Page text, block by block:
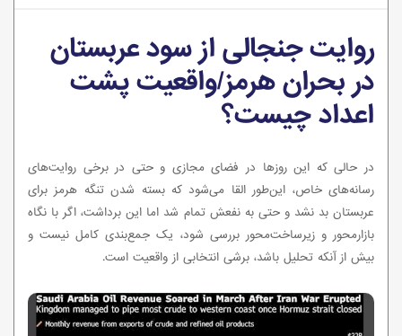
روایت جنجالی از سود عربستان
در بحران هرمز/واقعیت پشت
اعداد چیست؟
در حالی که این روزها در فضای مجازی و حتی در برخی روایت‌های
رسانه‌های خاص، این‌طور القا می‌شود که بسته شدن تنگه هرمز برای
عربستان بد نشد و حتی به نفعش تمام شد اما این برداشت، اگر با نگاه
بازارمحور و زیرساخت‌محور بررسی شود، یک جمع‌بندی کامل نیست و
بیش از آنکه تحلیل باشد، برشی انتخابی از واقعیت است.